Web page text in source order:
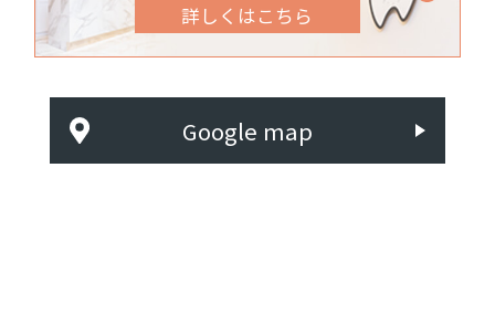
詳しくはこちら
Google map